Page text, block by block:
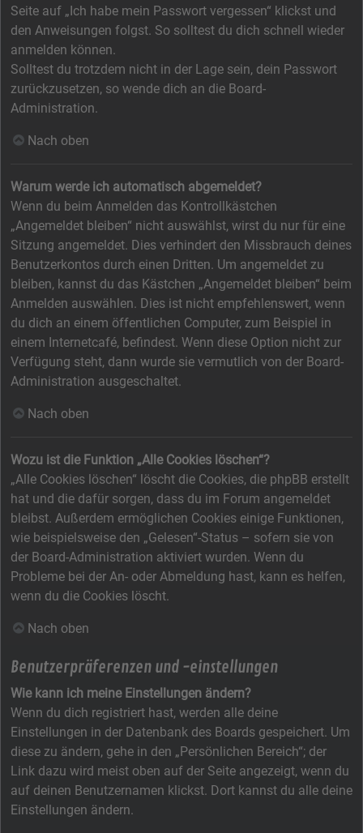
Seite auf „Ich habe mein Passwort vergessen“ klickst und
den Anweisungen folgst. So solltest du dich schnell wieder
anmelden können.
Solltest du trotzdem nicht in der Lage sein, dein Passwort
zurückzusetzen, so wende dich an die Board-
Administration.
Nach oben
Warum werde ich automatisch abgemeldet?
Wenn du beim Anmelden das Kontrollkästchen
„Angemeldet bleiben“ nicht auswählst, wirst du nur für eine
Sitzung angemeldet. Dies verhindert den Missbrauch deines
Benutzerkontos durch einen Dritten. Um angemeldet zu
bleiben, kannst du das Kästchen „Angemeldet bleiben“ beim
Anmelden auswählen. Dies ist nicht empfehlenswert, wenn
du dich an einem öffentlichen Computer, zum Beispiel in
einem Internetcafé, befindest. Wenn diese Option nicht zur
Verfügung steht, dann wurde sie vermutlich von der Board-
Administration ausgeschaltet.
Nach oben
Wozu ist die Funktion „Alle Cookies löschen“?
„Alle Cookies löschen“ löscht die Cookies, die phpBB erstellt
hat und die dafür sorgen, dass du im Forum angemeldet
bleibst. Außerdem ermöglichen Cookies einige Funktionen,
wie beispielsweise den „Gelesen“-Status – sofern sie von
der Board-Administration aktiviert wurden. Wenn du
Probleme bei der An- oder Abmeldung hast, kann es helfen,
wenn du die Cookies löscht.
Nach oben
Benutzerpräferenzen und -einstellungen
Wie kann ich meine Einstellungen ändern?
Wenn du dich registriert hast, werden alle deine
Einstellungen in der Datenbank des Boards gespeichert. Um
diese zu ändern, gehe in den „Persönlichen Bereich“; der
Link dazu wird meist oben auf der Seite angezeigt, wenn du
auf deinen Benutzernamen klickst. Dort kannst du alle deine
Einstellungen ändern.